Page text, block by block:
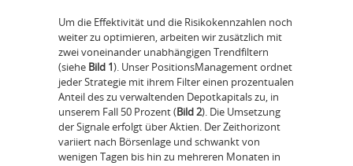
Um die Effektivität und die Risikokennzahlen noch
weiter zu optimieren, arbeiten wir zusätzlich mit
zwei voneinander unabhängigen Trendfiltern
(siehe Bild 1). Unser Positions­Management ordnet
jeder Strategie mit ihrem Filter einen prozentualen
Anteil des zu verwaltenden Depotkapitals zu, in
unserem Fall 50 Prozent (Bild 2). Die Umsetzung
der Signale erfolgt über Aktien. Der Zeithorizont
variiert nach Börsenlage und schwankt von
wenigen Tagen bis hin zu mehreren Monaten in